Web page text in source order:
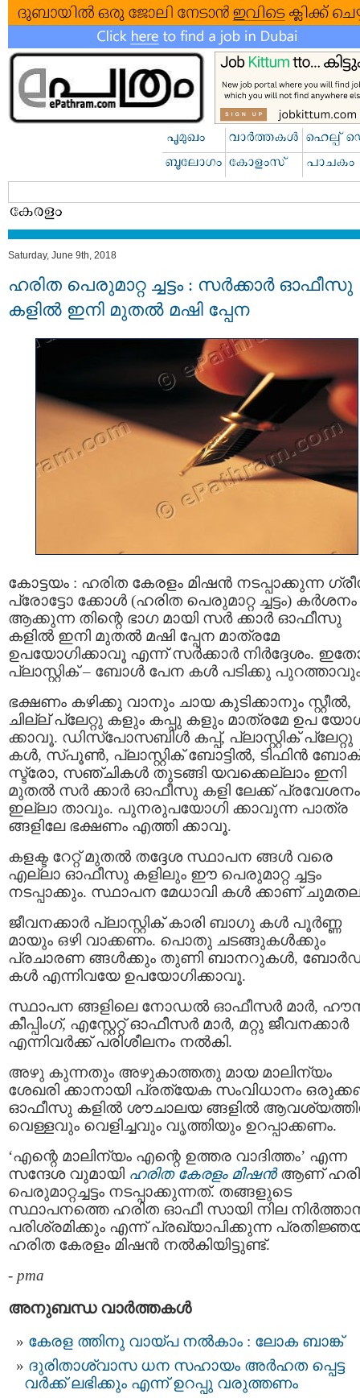
Saturday, June 9th, 2018
ഹ​രി​ത പെ​രു​മാ​റ്റ​ ച്ച​ട്ടം : സർക്കാർ ഓഫീസു
കളില്‍ ഇനി മുതല്‍ മഷി പ്പേന
കോട്ടയം : ഹരിത കേരളം മിഷന്‍ നടപ്പാക്കുന്ന
പ്രോട്ടോ ക്കോള്‍ (ഹരിത പെരുമാറ്റ ച്ചട്ടം) കർശനം
ആക്കുന്ന തിന്റെ ഭാഗ മായി സർ ക്കാർ ഓഫീസു
കളില്‍ ഇനി മുതല്‍ മഷി പ്പേന മാത്രമേ
ഉപയോഗിക്കാവൂ എന്ന് സർക്കാർ നിർദ്ദേശം.
പ്ലാസ്റ്റിക് – ബോൾ പേന കൾ പടിക്കു
ഭക്ഷണം കഴിക്കു വാനും ചായ കുടിക്കാനും സ്റ്റീല്‍,
ചില്ല് പ്ലേറ്റു കളും കപ്പു കളും മാത്രമേ ഉപ
ക്കാവൂ. ഡിസ്പോസബിള്‍ കപ്പ്, പ്ലാസ്റ്റിക് പ്ലേറ്റു
കള്‍, സ്പൂണ്‍, പ്ലാസ്റ്റിക് ബോട്ടില്‍, ടിഫിന്‍
സ്ട്രോ, സഞ്ചികള്‍ തുടങ്ങി യവക്കെല്ലാം ഇനി
മുതല്‍ സർ ക്കാർ ഓഫീസു കളി ലേക്ക് പ്രവേശനം
ഇല്ലാ താവും. പുനരുപയോഗി ക്കാവുന്ന പാത്ര
ങ്ങളിലേ ഭക്ഷണം എത്തി ക്കാവൂ.
കളക്ട റേറ്റ് മുതല്‍ തദ്ദേശ സ്ഥാപന ങ്ങൾ വരെ
എല്ലാ ഓഫീസു കളിലും ഈ പെരുമാറ്റ ച്ചട്ടം
നടപ്പാക്കും. സ്ഥാപന മേധാവി കൾ ക്കാണ്
ജീവനക്കാര്‍ പ്ലാസ്റ്റിക് കാരി ബാഗു കള്‍ പൂർണ്ണ
മായും ഒഴി വാക്കണം. പൊതു ചടങ്ങുകൾക്കും
പ്രചാരണ ങ്ങൾക്കും തുണി ബാനറുകള്‍,
കള്‍ എന്നിവയേ ഉപയോഗിക്കാവൂ.
സ്ഥാപന ങ്ങളിലെ നോഡല്‍ ഓഫീസർ മാർ,
കീപ്പിംഗ്, എസ്റ്റേറ്റ് ഓഫീസർ മാ‍ര്‍, മറ്റു ജീവനക്കാര്‍
എന്നിവർക്ക് പരിശീലനം നൽകി.
അഴു കുന്നതും അഴുകാത്തതു മായ മാലിന്യം
ശേഖരി ക്കാനായി പ്രത്യേക സംവിധാനം
ഓഫീസു കളില്‍ ശൗചാലയ ങ്ങളില്‍
വെള്ളവും വെളിച്ചവും വൃത്തിയും ഉറപ്പാക്കണം.
‘എന്റെ മാലിന്യം എന്റെ ഉത്തര വാദിത്തം’ എന്ന
സന്ദേശ വുമായി ഹരിത കേരളം മിഷന്‍ ആണ്
പെരുമാറ്റച്ചട്ടം നടപ്പാക്കുന്നത്. തങ്ങളുടെ
സ്ഥാപനത്തെ ഹരിത ഓഫീ സായി നില
പരിശ്രമിക്കും എന്ന് പ്രഖ്യാപിക്കുന്ന
ഹരിത കേരളം മിഷന്‍ നൽകിയിട്ടുണ്ട്.
- pma
അനുബന്ധ വാര്‍ത്തകള്‍
കേരള ത്തിനു വായ്പ നല്‍കാം : ലോക ബാങ്ക്
ദുരിതാശ്വാസ ധന സഹായം അർഹത പ്പെട്ട
വർക്ക് ലഭിക്കും എന്ന് ഉറപ്പു വരുത്തണം